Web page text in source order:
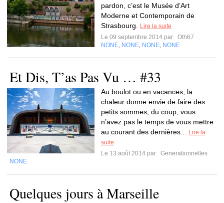
pardon, c’est le Musée d’Art
Moderne et Contemporain de
Strasbourg.
Lire la suite
Le 09 septembre 2014 par
Oth67
NONE NONE NONE NONE
Et Dis, T’as Pas Vu … #33
Au boulot ou en vacances, la
chaleur donne envie de faire des
petits sommes, du coup, vous
n’avez pas le temps de vous mettre
au courant des dernières...
Lire la
suite
Le 13 août 2014 par
Generationnelles
NONE
Quelques jours à Marseille